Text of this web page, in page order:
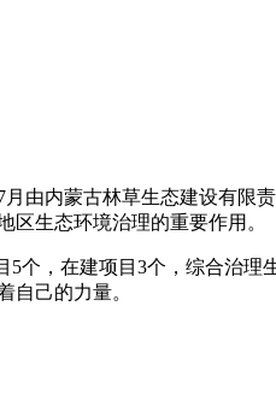
月由内蒙古林草生态建设有限
生态环境治理的重要作用。
5个，在建项目3个，综合治理
自己的力量。